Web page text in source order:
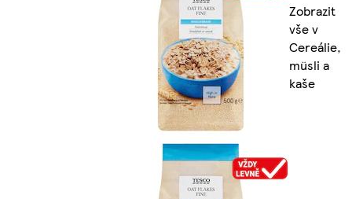
Zobrazit
vše v
Cereálie,
müsli a
kaše